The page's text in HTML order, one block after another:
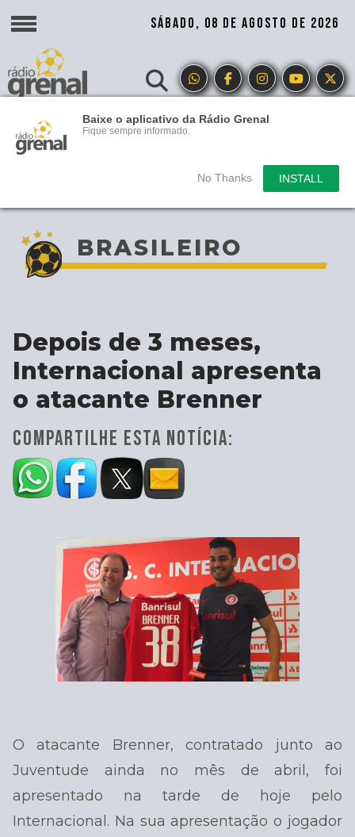
Baixe o aplicativo da Rádio Grenal
Fique sempre informado.
No Thanks INSTALL
SÁBADO, 08 DE AGOSTO DE 2026
BRASILEIRO
Depois de 3 meses,
Internacional apresenta
o atacante Brenner
COMPARTILHE ESTA NOTÍCIA:
O atacante Brenner, contratado junto ao
Juventude ainda no mês de abril, foi
apresentado na tarde de hoje pelo
Internacional. Na sua apresentação o jogador